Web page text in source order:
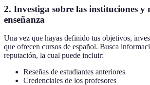
2. Investiga sobre las instituciones y
enseñanza
Una vez que hayas definido tus objetivos,
que ofrecen cursos de español. Busca
reputación, la cual puede incluir:
Reseñas de estudiantes anteriores
Credenciales de los profesores